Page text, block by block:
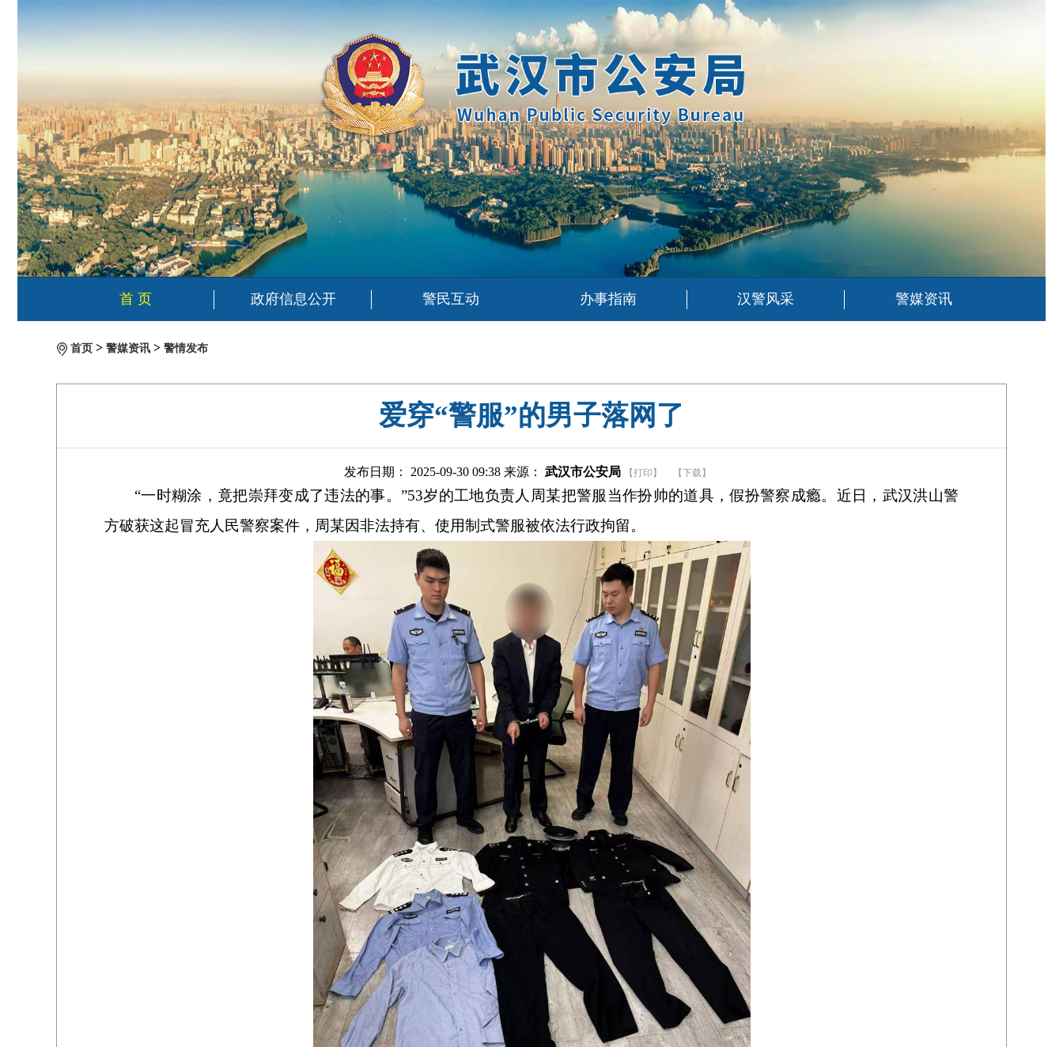
首 页 政府信息公开 警民互动 办事指南 汉警风采 警媒资讯
首页 > 警媒资讯 > 警情发布
爱穿“警服”的男子落网了
发布日期： 2025-09-30 09:38 来源： 武汉市公安局 【打印】 【下载】
“一时糊涂，竟把崇拜变成了违法的事。”53岁的工地负责人周某把警服当作扮帅的道具，假扮警察成瘾。近日，武汉洪山警
方破获这起冒充人民警察案件，周某因非法持有、使用制式警服被依法行政拘留。